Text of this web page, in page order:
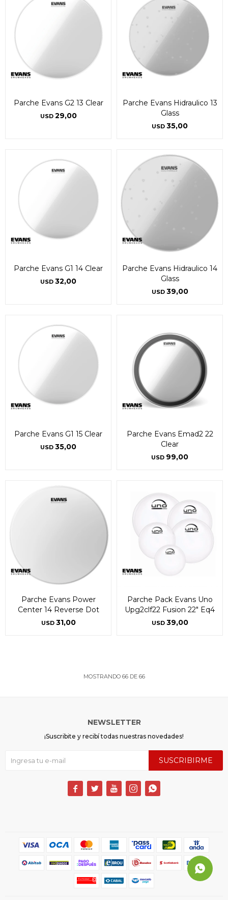
Parche Evans G2 13 Clear
USD 29,00
Parche Evans Hidraulico 13
Glass
USD 35,00
Parche Evans G1 14 Clear
USD 32,00
Parche Evans Hidraulico 14
Glass
USD 39,00
Parche Evans G1 15 Clear
USD 35,00
Parche Evans Emad2 22
Clear
USD 99,00
Parche Evans Power
Center 14 Reverse Dot
USD 31,00
Parche Pack Evans Uno
Upg2clf22 Fusion 22" Eq4
USD 39,00
MOSTRANDO 66DE 66
NEWSLETTER
¡Suscribite y recibí todas nuestras novedades!
SUSCRIBIRME
    